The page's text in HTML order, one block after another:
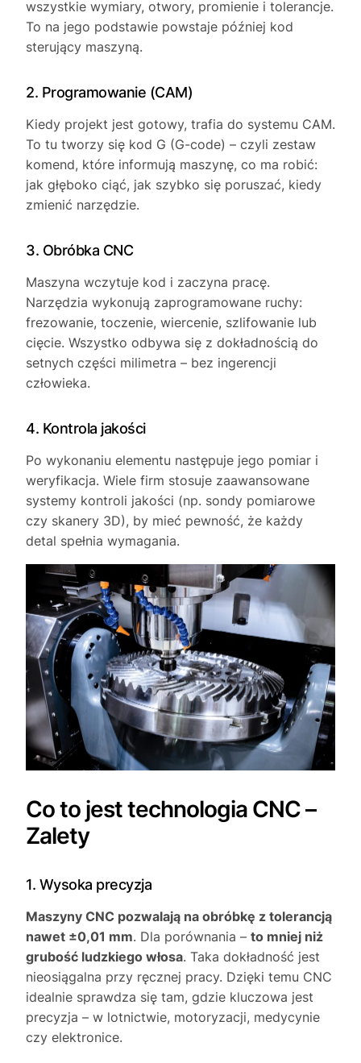
wszystkie wymiary, otwory, promienie i tolerancje.
To na jego podstawie powstaje później kod
sterujący maszyną.
2. Programowanie (CAM)
Kiedy projekt jest gotowy, trafia do systemu CAM.
To tu tworzy się kod G (G-code) – czyli zestaw
komend, które informują maszynę, co ma robić:
jak głęboko ciąć, jak szybko się poruszać, kiedy
zmienić narzędzie.
3. Obróbka CNC
Maszyna wczytuje kod i zaczyna pracę.
Narzędzia wykonują zaprogramowane ruchy:
frezowanie, toczenie, wiercenie, szlifowanie lub
cięcie. Wszystko odbywa się z dokładnością do
setnych części milimetra – bez ingerencji
człowieka.
4. Kontrola jakości
Po wykonaniu elementu następuje jego pomiar i
weryfikacja. Wiele firm stosuje zaawansowane
systemy kontroli jakości (np. sondy pomiarowe
czy skanery 3D), by mieć pewność, że każdy
detal spełnia wymagania.
Co to jest technologia CNC –
Zalety
1. Wysoka precyzja
Maszyny CNC pozwalają na obróbkę z tolerancją
nawet ±0,01 mm. Dla porównania – to mniej niż
grubość ludzkiego włosa. Taka dokładność jest
nieosiągalna przy ręcznej pracy. Dzięki temu CNC
idealnie sprawdza się tam, gdzie kluczowa jest
precyzja – w lotnictwie, motoryzacji, medycynie
czy elektronice.